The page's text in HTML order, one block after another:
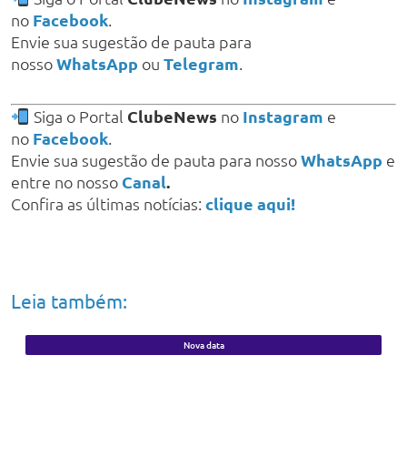
no Facebook.
Envie sua sugestão de pauta para
nossoWhatsApp ou Telegram.
Siga o Portal ClubeNews no Instagram e
no Facebook.
Envie sua sugestão de pauta para nossoWhatsApp e
entre no nosso Canal.
Confira as últimas notícias: clique aqui!
Leia também:
Nova data